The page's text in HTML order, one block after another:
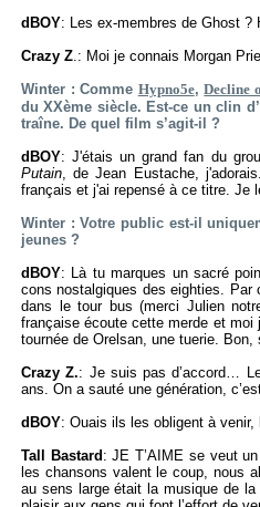
dBOY: Les ex-membres de Ghost ?
Crazy Z.: Moi je connais Morgan
Winter : Comme Hypno5e,Decline
du XXème siècle. Est-ce un clin
traîne. De quel film s’agit-il ?
dBOY: J'étais un grand fan du
Putain, de Jean Eustache,
français et j'ai repensé à ce titre. Je
Winter : Votre public est-il
jeunes ?
dBOY: Là tu marques un sacré
cons nostalgiques des eighties. Par
dans le tour bus (merci Julien
française écoute cette merde et
tournée de Orelsan, une tuerie.
Crazy Z.: Je suis pas d’accord…
ans. On a sauté une génération,
dBOY: Ouais ils les obligent à
Tall Bastard : JE T’AIME se veut
les chansons valent le coup, nous
au sens large était la musique de